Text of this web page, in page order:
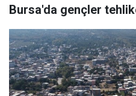
Bursa'da gençler